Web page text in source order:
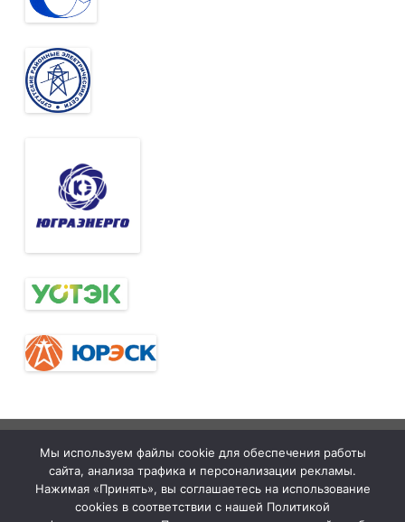
межрегиональная
организация
Общественной
GalussoThemes.com
Работает на
WordPress
Мы используем файлы cookie для обеспечения работы
сайта, анализа трафика и персонализации рекламы.
Нажимая «Принять», вы соглашаетесь на использование
cookies в соответствии с нашей Политикой